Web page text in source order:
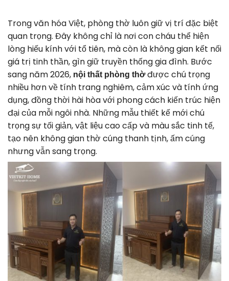
Trong văn hóa Việt, phòng thờ luôn giữ vị trí đặc biệt
quan trọng. Đây không chỉ là nơi con cháu thể hiện
lòng hiếu kính với tổ tiên, mà còn là không gian kết nối
giá trị tinh thần, gìn giữ truyền thống gia đình. Bước
sang năm 2026, nội thất phòng thờđược chú trọng
nhiều hơn về tính trang nghiêm, cảm xúc và tính ứng
dụng, đồng thời hài hòa với phong cách kiến trúc hiện
đại của mỗi ngôi nhà. Những mẫu thiết kế mới chú
trọng sự tối giản, vật liệu cao cấp và màu sắc tinh tế,
tạo nên không gian thờ cúng thanh tịnh, ấm cúng
nhưng vẫn sang trọng.